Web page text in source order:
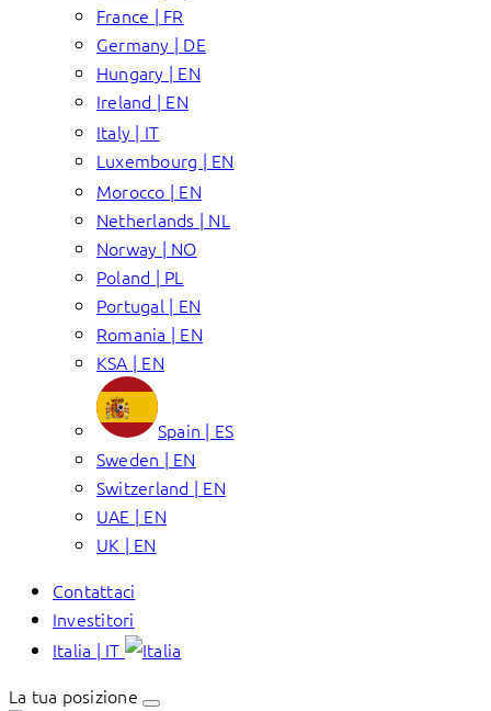
France | FR
Germany | DE
Hungary | EN
Ireland | EN
Italy | IT
Luxembourg | EN
Morocco | EN
Netherlands | NL
Norway | NO
Poland | PL
Portugal | EN
Romania | EN
KSA | EN
Spain | ES
Sweden | EN
Switzerland | EN
UAE | EN
UK | EN
Contattaci
Investitori
Italia | IT
La tua posizione